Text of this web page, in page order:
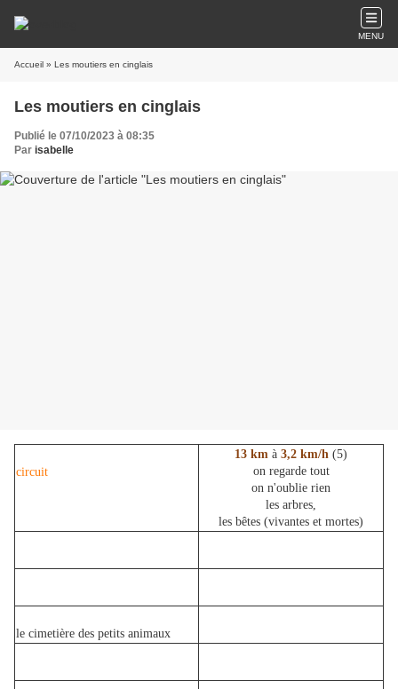
MENU
Accueil » Les moutiers en cinglais
Les moutiers en cinglais
Publié le 07/10/2023 à 08:35
Par isabelle
circuit
13 km à 3,2 km/h (5)
on regarde tout
on n'oublie rien
les arbres,
les bêtes (vivantes et mortes)
le cimetière des petits animaux